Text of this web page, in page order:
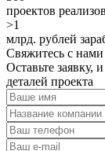
проектов
>1
млрд. рублей
Свяжитесь с нами
Оставьте заявку,
деталей проекта